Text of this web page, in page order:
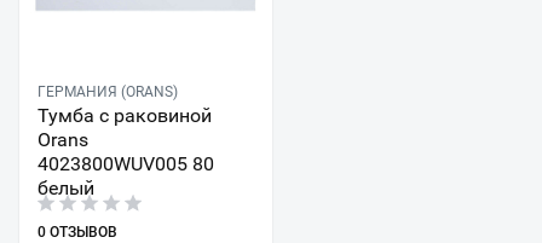
ГЕРМАНИЯ (ORANS)
Тумба с раковиной
Orans
4023800WUV005 80
белый
0 ОТЗЫВОВ